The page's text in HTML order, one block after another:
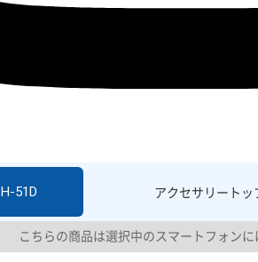
アクセサリー トッ
51D
こちらの商品は選択中のスマートフォンに